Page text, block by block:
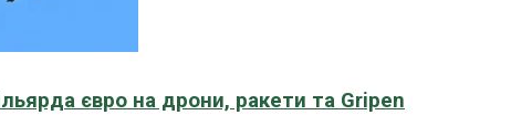
євро на дрони, ракети та Gripen